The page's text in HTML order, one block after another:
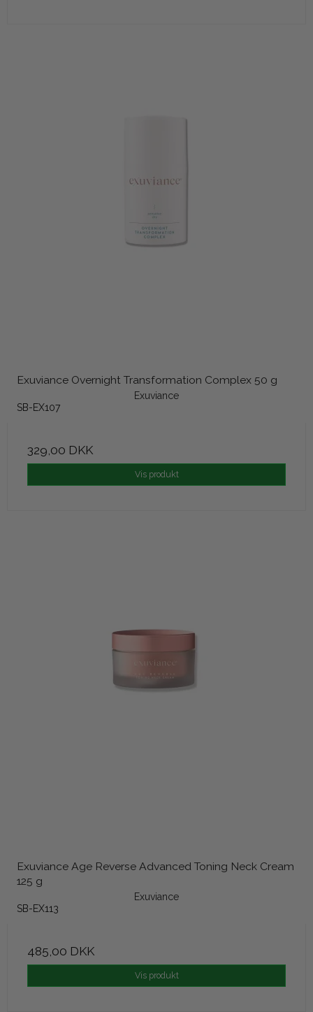
Exuviance Overnight Transformation Complex 50 g
Exuviance
SB-EX107
329,00 DKK
Vis produkt
Exuviance Age Reverse Advanced Toning Neck Cream
125 g
Exuviance
SB-EX113
485,00 DKK
Vis produkt